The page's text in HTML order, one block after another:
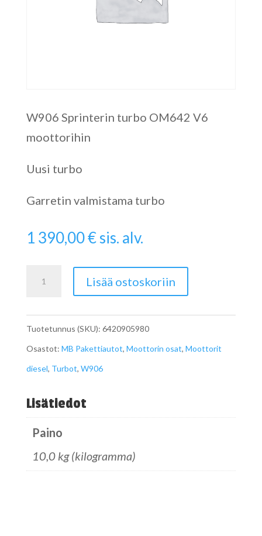
W906 Sprinterin turbo OM642 V6
moottorihin
Uusi turbo
Garretin valmistama turbo
1 390,00€sis. alv.
V6
A6420905980
määrä
Lisää ostoskoriin
Tuotetunnus (SKU): 6420905980
Osastot: MB Pakettiautot, Moottorin osat, Moottorit
diesel, Turbot, W906
Lisätiedot
Paino
10,0 kg (kilogramma)